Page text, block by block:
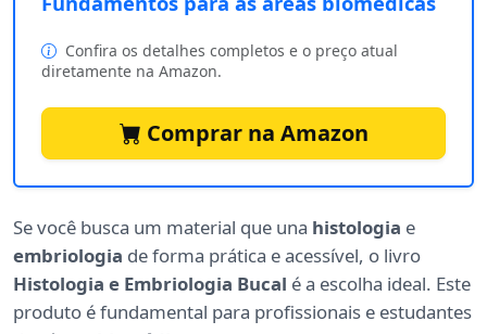
Confira os detalhes completos e o preço atual
diretamente na Amazon.
Comprar na Amazon
Se você busca um material que una histologia e
embriologia de forma prática e acessível, o livro
Histologia e Embriologia Bucal é a escolha ideal. Este
produto é fundamental para profissionais e estudantes